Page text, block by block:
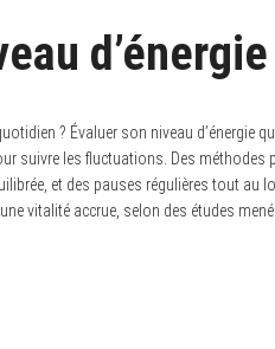
d’énergie
? Évaluer son niveau d’énergie
suivre les fluctuations. Des méthodes
et des pauses régulières tout au
vitalité accrue, selon des études